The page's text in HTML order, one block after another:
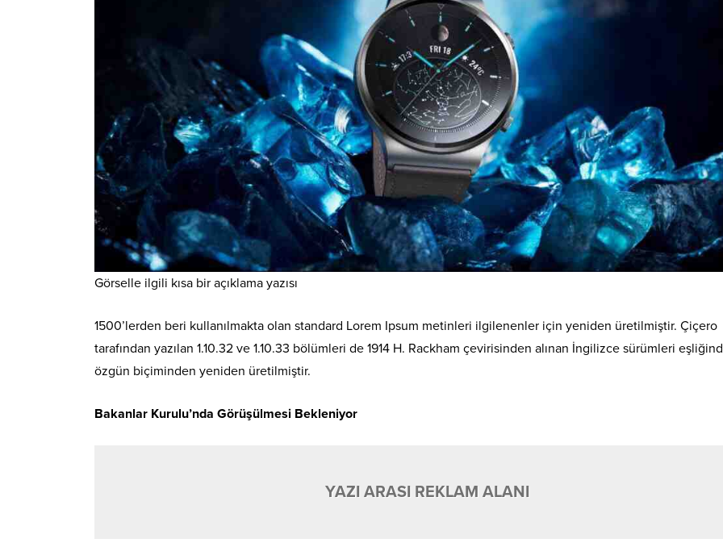
Görselle ilgili kısa bir açıklama yazısı
1500’lerden beri kullanılmakta olan standard Lorem Ipsum metinleri ilgilenenler için yeniden üretilmiştir. Çiçero
tarafından yazılan 1.10.32 ve 1.10.33 bölümleri de 1914 H. Rackham çevirisinden alınan İngilizce sürümleri
özgün biçiminden yeniden üretilmiştir.
Bakanlar Kurulu’nda Görüşülmesi Bekleniyor
YAZI ARASI REKLAM ALANI